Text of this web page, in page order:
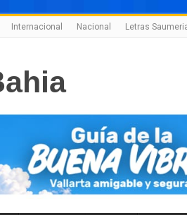
Internacional Nacional Letras